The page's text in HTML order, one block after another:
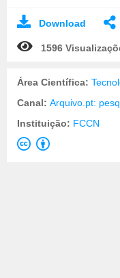
Download
1596
Área Científica:
Canal: Arquivo.pt:
Instituição: FCCN